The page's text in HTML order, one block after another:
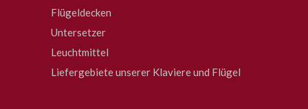
Flügeldecken
Untersetzer
Leuchtmittel
Liefergebiete unserer Klaviere und Flügel